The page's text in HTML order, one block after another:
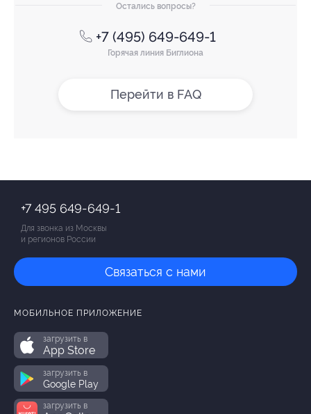
Остались вопросы?
+7 (495) 649-649-1
Горячая линия Биглиона
Перейти в FAQ
+7 495 649-649-1
Для звонка из Москвы
и регионов России
Связаться с нами
МОБИЛЬНОЕ ПРИЛОЖЕНИЕ
загрузить в
App Store
загрузить в
Google Play
загрузить в